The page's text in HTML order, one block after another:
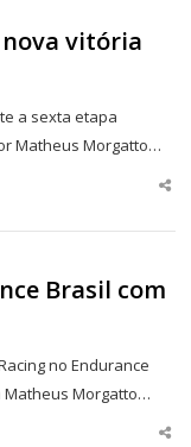
vitória
a sexta etapa
Matheus Morgatto…
Brasil com
no Endurance
Matheus Morgatto…